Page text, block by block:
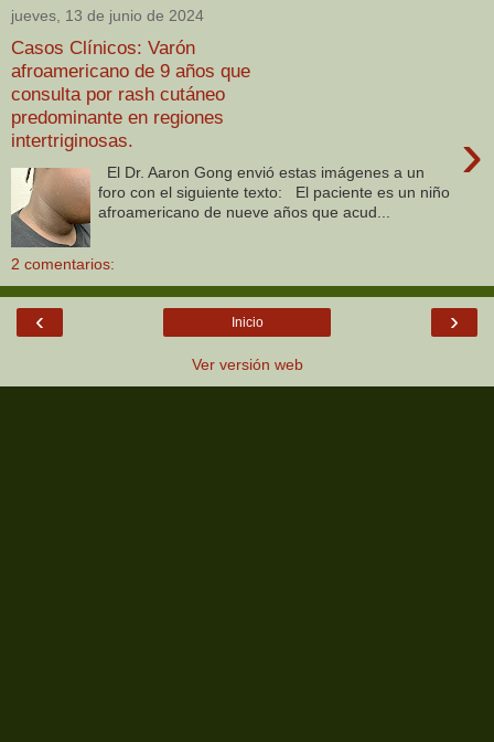
jueves, 13 de junio de 2024
Casos Clínicos: Varón
afroamericano de 9 años que
consulta por rash cutáneo
predominante en regiones
intertriginosas.
›
El Dr. Aaron Gong envió estas imágenes a un
foro con el siguiente texto: El paciente es un niño
afroamericano de nueve años que acud...
2 comentarios:
‹ ›
Inicio
Ver versión web